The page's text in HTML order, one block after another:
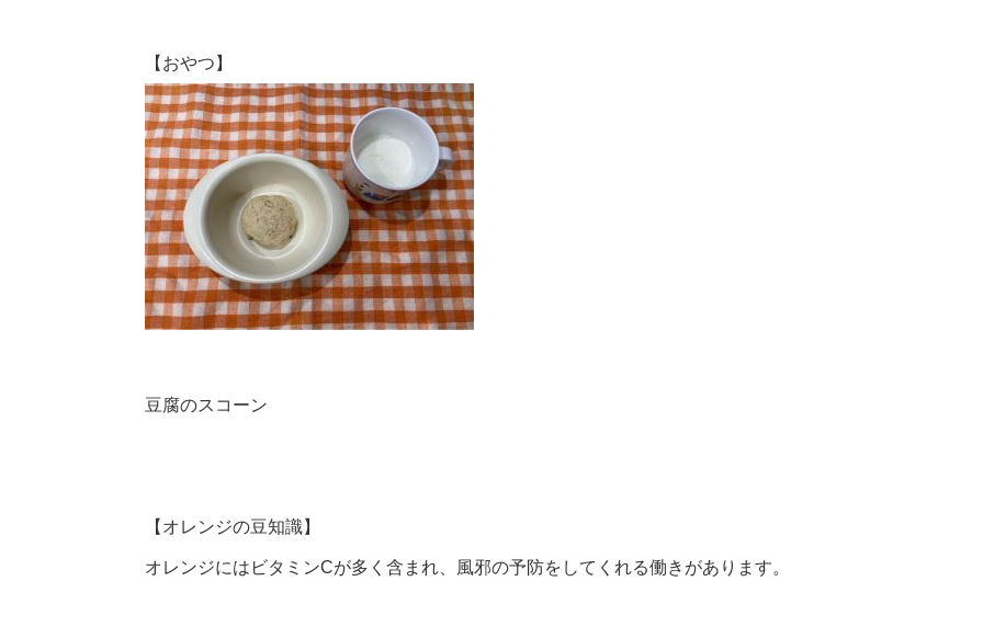
【おやつ】
豆腐のスコーン
【オレンジの豆知識】
オレンジにはビタミンCが多く含まれ、風邪の予防をしてくれる働きがあります。